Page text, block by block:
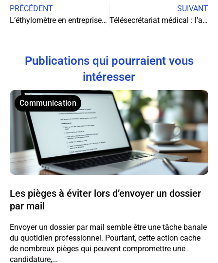
PRÉCÉDENT
L’éthylomètre en entreprise : un outil de prévention incontournable
SUIVANT
Télésecrétariat médical : l’atout majeur pour optimiser votre cabinet
Publications qui pourraient vous
intéresser
Communication
Les pièges à éviter lors d’envoyer un dossier
par mail
Envoyer un dossier par mail semble être une tâche banale
du quotidien professionnel. Pourtant, cette action cache
de nombreux pièges qui peuvent compromettre une
candidature,...